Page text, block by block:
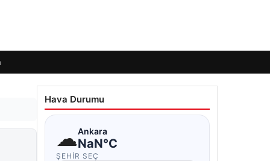
Hava Durumu
☁Ankara
NaN°C
ŞEHIR SEÇ